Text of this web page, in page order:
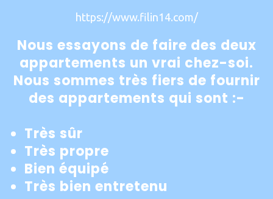
https://www.filin14.com/
Nous essayons de faire des deux
appartements un vrai chez-soi.
Nous sommes très fiers de fournir
des appartements qui sont :-
Très sûr
Très propre
Bien équipé
Très bien entretenu